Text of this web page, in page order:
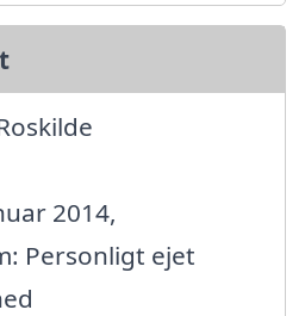
2014,
Personligt ejet